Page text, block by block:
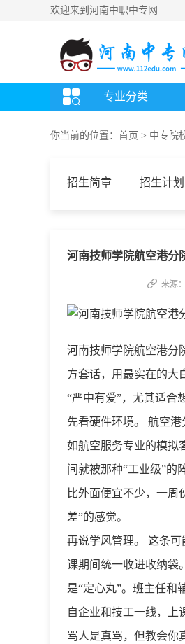
欢迎来到河南中职中专网
专业分类
你当前的位置： 首页 > 中专院
招生简章 招生计划
河南技师学院航空港分
来源
河南技师学院航空港分
方套话，用最实在的大
“严中有爱”，尤其适合
先看硬件环境。 航空
如航空服务专业的模拟
间就被那种“工业级”的
比外面便宜不少，一周
差”的感觉。
再说学风管理。 这条
课期间统一收进收纳袋
是“定心丸”。班主任和
自企业和技工一线，上
骂人是真骂，但教会你